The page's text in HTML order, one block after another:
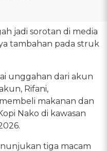
jadi sorotan di media
tambahan pada struk
unggahan dari akun
Rifani,
makanan dan
Nako di kawasan
tiga macam